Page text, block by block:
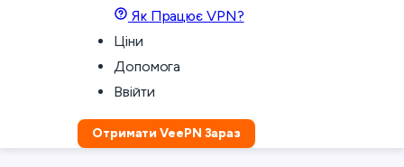
Як Працює VPN?
Ціни
Допомога
Ввійти
Отримати VeePN Зараз